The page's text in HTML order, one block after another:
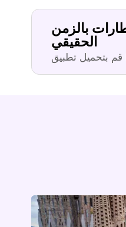
بالزمن
الحقيقي